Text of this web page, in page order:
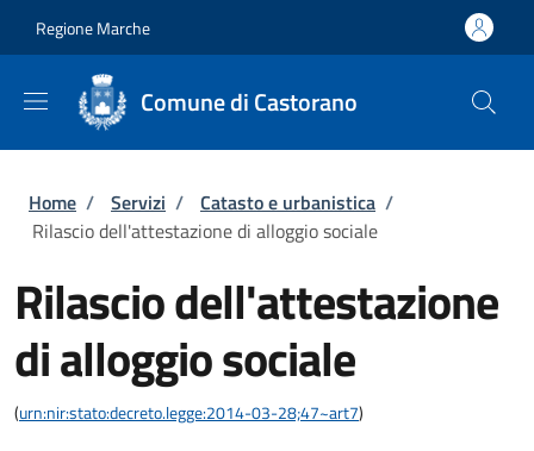
Regione Marche
Comune di Castorano
Briciole di pane
Home / Servizi / Catasto e urbanistica /
Rilascio dell'attestazione di alloggio sociale
Rilascio dell'attestazione
di alloggio sociale
(urn:nir:stato:decreto.legge:2014-03-28;47~art7)